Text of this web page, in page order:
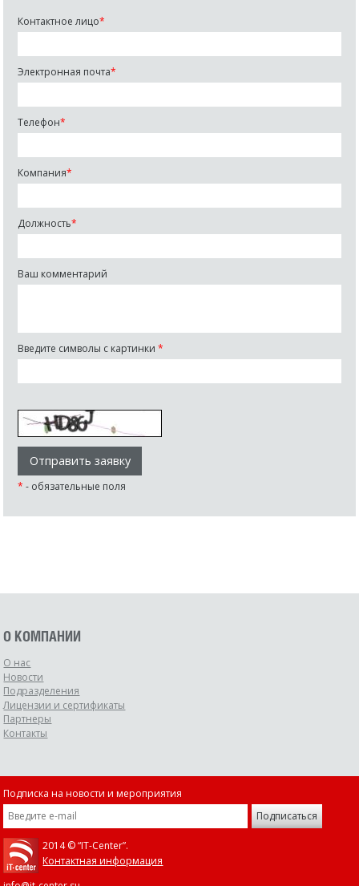
Контактное лицо*
Электронная почта*
Телефон*
Компания*
Должность*
Ваш комментарий
Введите символы с картинки*
* - обязательные поля
О КОМПАНИИ
О нас
Новости
Подразделения
Лицензии и сертификаты
Партнеры
Контакты
Подписка на новости и мероприятия
2014 © “IT-Center”.
Контактная информация